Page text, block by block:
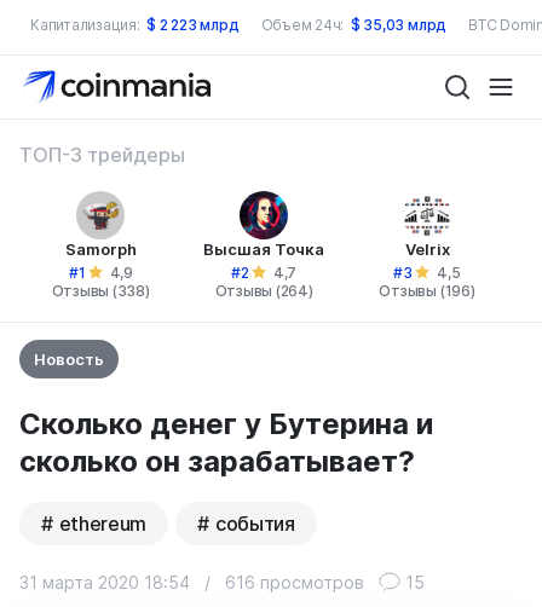
Капитализация: $ 2 223 млрд Объем 24ч: $ 35,03 млрд BTC
ТОП-3 трейдеры
Samorph
#1
4,9
Отзывы (338)
Высшая Точка
#2
4,7
Отзывы (264)
Velrix
#3
4,5
Отзывы (196)
Новость
Сколько денег у Бутерина и
сколько он зарабатывает?
ethereum события
31 марта 2020 18:54 / 616 просмотров 15